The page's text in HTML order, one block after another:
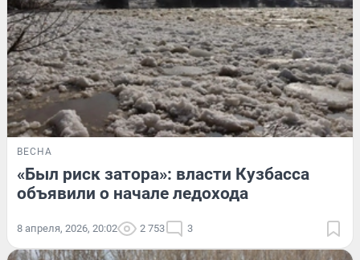
ВЕСНА
«Был риск затора»: власти Кузбасса
объявили о начале ледохода
8 апреля, 2026, 20:02 2 753 3